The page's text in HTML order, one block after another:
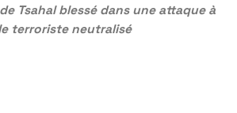
Tsahal blessé dans une attaque à
terroriste neutralisé